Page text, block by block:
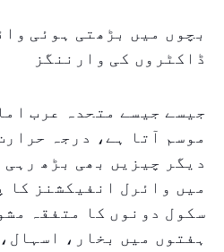
بچوں میں بڑھتی ہوئی
ڈاکٹروں کی وارننگز
جیسے جیسے متحدہ عرب
موسم آتا ہے، درجہ
دیگر چیزیں بھی بڑھ
میں وائرل انفیکشنز کا
سکول دونوں کا متفقہ
ہفتوں میں بخار،